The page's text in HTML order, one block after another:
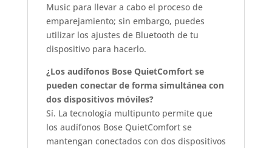
Music para llevar a cabo el proceso de
emparejamiento; sin embargo, puedes
utilizar los ajustes de Bluetooth de tu
dispositivo para hacerlo.
¿Los audífonos Bose QuietComfort se
pueden conectar de forma simultánea con
dos dispositivos móviles?
Sí. La tecnología multipunto permite que
los audífonos Bose QuietComfort se
mantengan conectados con dos dispositivos